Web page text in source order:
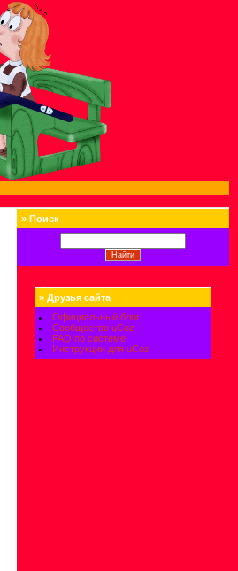
» Поиск
» Друзья сайта
Официальный блог
Сообщество uCoz
FAQ по системе
Инструкции для uCoz